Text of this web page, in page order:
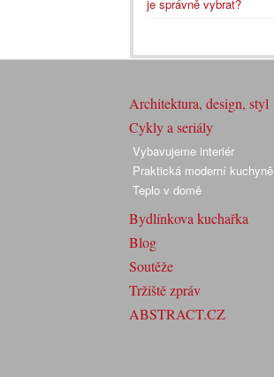
je správně vybrat?
Architektura, design, styl
Cykly a seriály
Vybavujeme interiér
Praktická moderní kuchyně
Teplo v domě
Bydlínkova kuchařka
Blog
Soutěže
Tržiště zpráv
ABSTRACT.CZ